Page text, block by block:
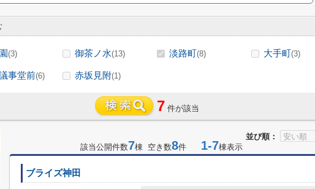
(3) 御茶ノ水(13) 淡路町(8) 大手町(3)
事堂前(6) 赤坂見附(1)
7 件が該当
並び順：
該当公開件数7棟 空き数8件 1-7棟表示
ブライズ神田